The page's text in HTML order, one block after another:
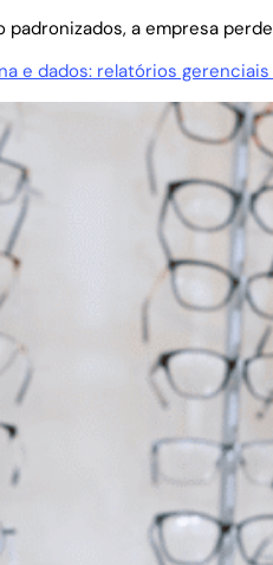
padronizados, a empresa
e dados: relatórios